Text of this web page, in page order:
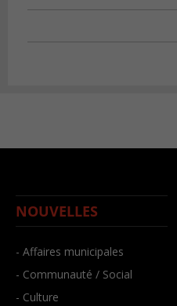
NOUVELLES
- Affaires municipales
- Communauté / Social
- Culture